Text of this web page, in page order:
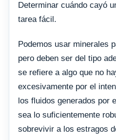
Determinar cuándo cayó
tarea fácil.
Podemos usar minerales
pero deben ser del tipo
se refiere a algo que no
excesivamente por el
los fluidos generados por
sea lo suficientemente
sobrevivir a los estragos